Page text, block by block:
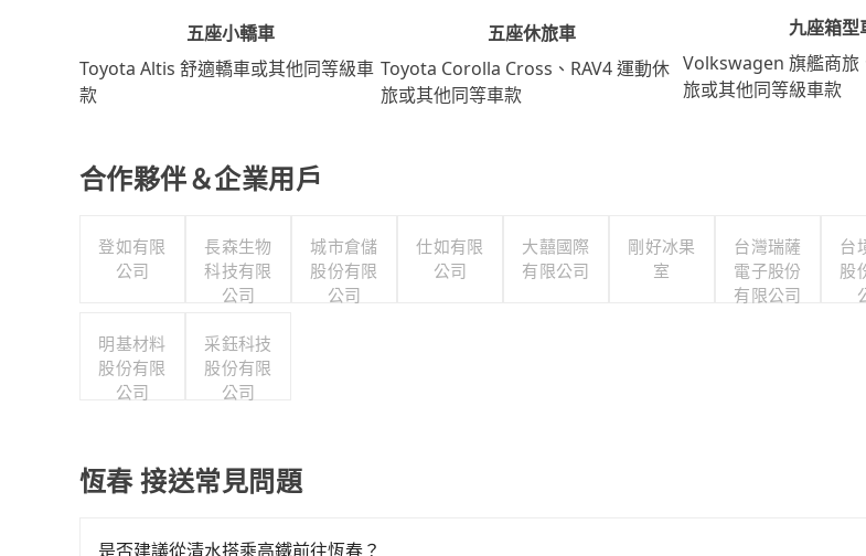
五座小轎車
Toyota Altis 舒適轎車或其他同等級車
款
五座休旅車
Toyota Corolla Cross、RAV4 運動休
旅或其他同等車款
九座箱型
Volkswagen 旗艦商旅
旅或其他同等級車款
合作夥伴＆企業用戶
登如有限
公司
長森生物
科技有限
公司
城市倉儲
股份有限
公司
仕如有限
公司
大囍國際
有限公司
剛好冰果
室
台灣瑞薩
電子股份
有限公司
台
股
明基材料
股份有限
公司
采鈺科技
股份有限
公司
恆春 接送常見問題
是否建議從清水搭乘高鐵前往恆春？